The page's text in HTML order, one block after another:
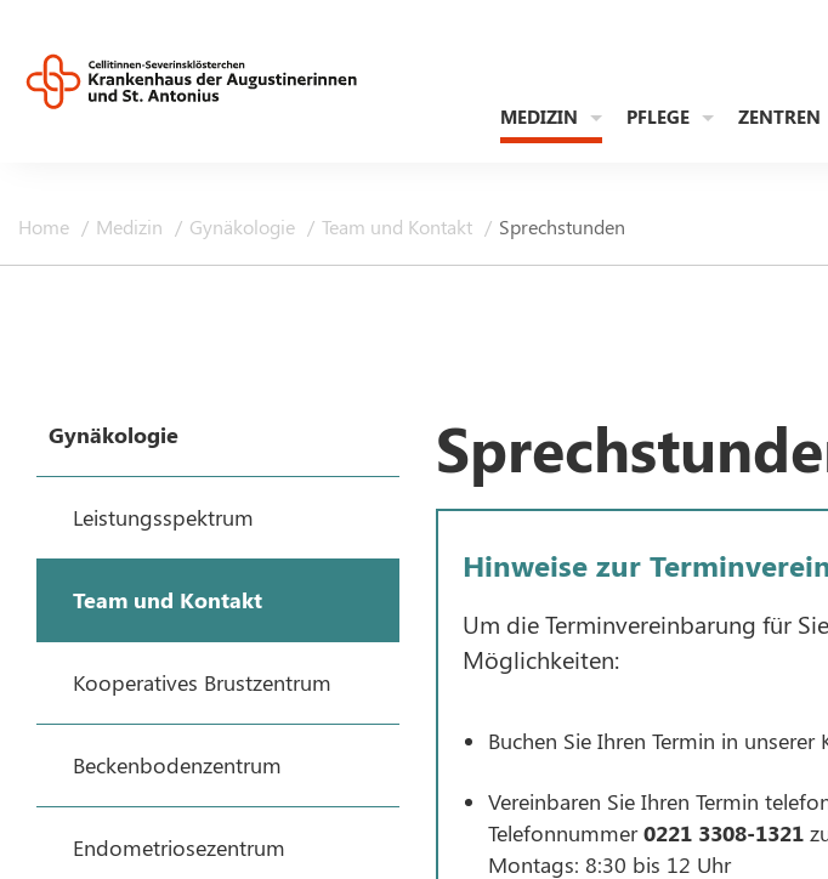
MEDIZIN PFLEGE ZENTREN
Home Medizin Gynäkologie Team und Kontakt Sprechstunden
Gynäkologie
Leistungsspektrum
Team und Kontakt
Kooperatives Brustzentrum
Beckenbodenzentrum
Endometriosezentrum
Hinweise zur
Um die Terminvereinbarung für
Möglichkeiten:
Buchen Sie Ihren Termin in
Vereinbaren Sie Ihren Termin
Telefonnummer0221 3308-1321
Montags: 8:30 bis 12 Uhr